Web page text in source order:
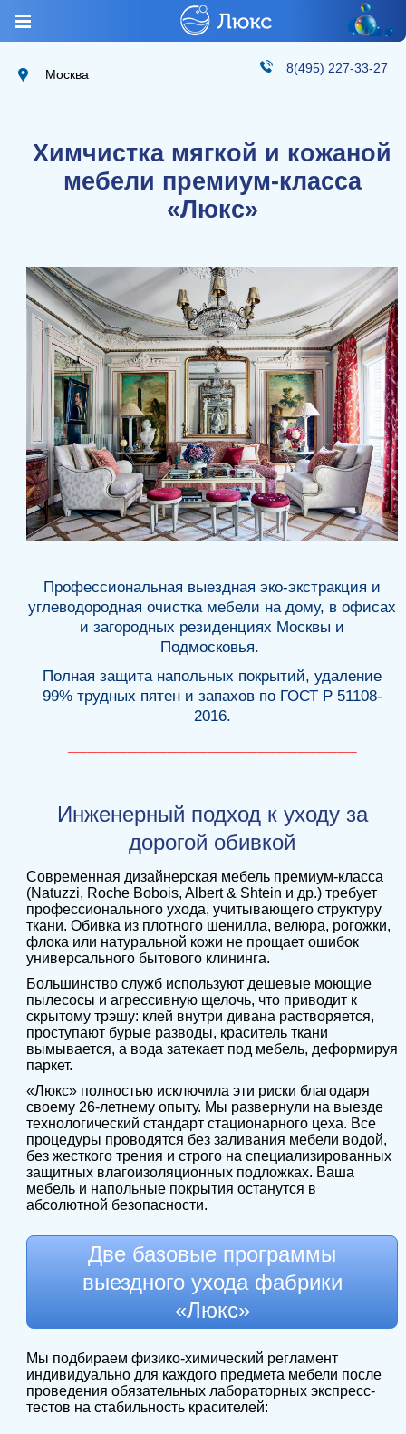
Москва 8(495) 227-33-27
Химчистка мягкой и кожаной
мебели премиум-класса
«Люкс»
Профессиональная выездная эко-экстракция и
углеводородная очистка мебели на дому, в офисах
и загородных резиденциях Москвы и
Подмосковья.
Полная защита напольных покрытий, удаление
99% трудных пятен и запахов по ГОСТ Р 51108-
2016.
Инженерный подход к уходу за
дорогой обивкой
Современная дизайнерская мебель премиум-класса
(Natuzzi, Roche Bobois, Albert & Shtein и др.) требует
профессионального ухода, учитывающего структуру
ткани. Обивка из плотного шенилла, велюра, рогожки,
флока или натуральной кожи не прощает ошибок
универсального бытового клининга.
Большинство служб используют дешевые моющие
пылесосы и агрессивную щелочь, что приводит к
скрытому трэшу: клей внутри дивана растворяется,
проступают бурые разводы, краситель ткани
вымывается, а вода затекает под мебель, деформируя
паркет.
«Люкс» полностью исключила эти риски благодаря
своему 26-летнему опыту. Мы развернули на выезде
технологический стандарт стационарного цеха. Все
процедуры проводятся без заливания мебели водой,
без жесткого трения и строго на специализированных
защитных влагоизоляционных подложках. Ваша
мебель и напольные покрытия останутся в
абсолютной безопасности.
Две базовые программы
выездного ухода фабрики
«Люкс»
Мы подбираем физико-химический регламент
индивидуально для каждого предмета мебели после
проведения обязательных лабораторных экспресс-
тестов на стабильность красителей: